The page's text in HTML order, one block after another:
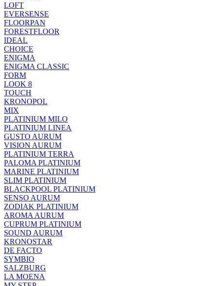
LOFT
EVERSENSE
FLOORPAN
FORESTFLOOR
IDEAL
CHOICE
ENIGMA
ENIGMA CLASSIC
FORM
LOOK 8
TOUCH
KRONOPOL
MIX
PLATINIUM MILO
PLATINIUM LINEA
GUSTO AURUM
VISION AURUM
PLATINIUM TERRA
PALOMA PLATINIUM
MARINE PLATINIUM
SLIM PLATINIUM
BLACKPOOL PLATINIUM
SENSO AURUM
ZODIAK PLATINIUM
AROMA AURUM
CUPRUM PLATINIUM
SOUND AURUM
KRONOSTAR
DE FACTO
SYMBIO
SALZBURG
LA MOENA